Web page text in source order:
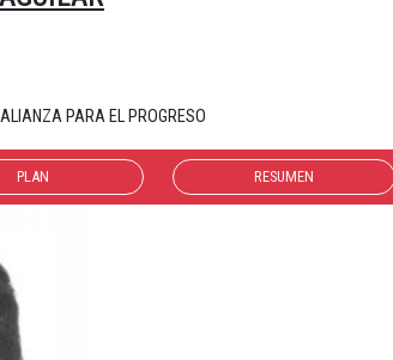
PARA EL PROGRESO
PLAN RESUMEN